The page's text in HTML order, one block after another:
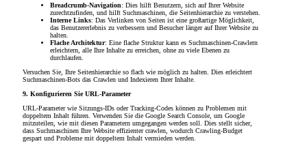
Breadcrumb-Navigation: Dies hilft Benutzern, sich auf Ihrer Website
zurechtzufinden, und hilft Suchmaschinen, die Seitenhierarchie zu verstehen.
Interne Links: Das Verlinken von Seiten ist eine großartige Möglichkeit,
das Benutzererlebnis zu verbessern und Besucher länger auf Ihrer Website zu
halten.
Flache Architektur: Eine flache Struktur kann es Suchmaschinen-Crawlern
erleichtern, alle Ihre Inhalte zu erreichen, ohne zu viele Ebenen zu
durchlaufen.
Versuchen Sie, Ihre Seitenhierarchie so flach wie möglich zu halten. Dies erleichtert
Suchmaschinen-Bots das Crawlen und Indexieren Ihrer Inhalte.
9. Konfigurieren Sie URL-Parameter
URL-Parameter wie Sitzungs-IDs oder Tracking-Codes können zu Problemen mit
doppeltem Inhalt führen. Verwenden Sie die Google Search Console, um Google
mitzuteilen, wie mit diesen Parametern umgegangen werden soll. Dies stellt sicher,
dass Suchmaschinen Ihre Website effizienter crawlen, wodurch Crawling-Budget
gespart und Probleme mit doppeltem Inhalt vermieden werden.